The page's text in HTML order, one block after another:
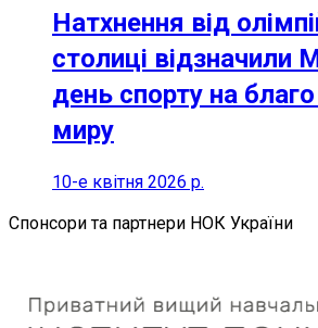
Натхнення від
столиці відзначили
день спорту на
миру
10-е квітня 2026 р.
Спонсори та партнери НОК України